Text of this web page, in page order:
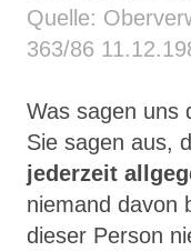
Quelle:
363/86
Was sagen uns
Sie sagen aus,
jederzeit
niemand davon
dieser Person